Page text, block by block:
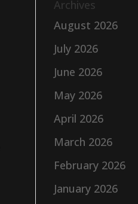
Archives
August 2026
July 2026
June 2026
May 2026
April 2026
March 2026
February 2026
January 2026